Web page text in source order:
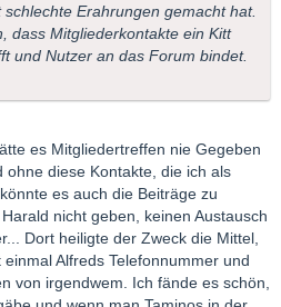
Erahrungen gemacht hat.
dass Mitgliederkontakte ein Kitt
und Nutzer an das Forum bindet.
es Mitgliedertreffen nie Gegeben
diese Kontakte, die ich als
es auch die Beiträge zu
nicht geben, keinen Austausch
Dort heiligte der Zweck die Mittel,
Alfreds Telefonnummer und
von irgendwem. Ich fände es schön,